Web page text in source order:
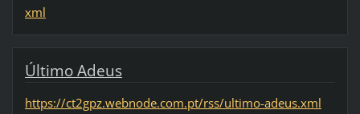
xml
Último Adeus
https://ct2gpz.webnode.com.pt/rss/ultimo-adeus.xml